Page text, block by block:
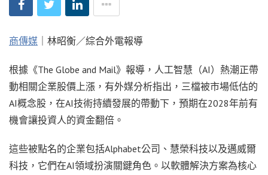
商傳媒 ｜林昭衡／綜合外電報導
根據《The Globe and Mail》報導，人工智慧（AI）熱潮正帶
動相關企業股價上漲，有外媒分析指出，三檔被市場低估的
AI概念股，在AI技術持續發展的帶動下，預期在2028年前有
機會讓投資人的資金翻倍。
這些被點名的企業包括Alphabet公司、慧榮科技以及邁威爾
科技，它們在AI領域扮演關鍵角色。以軟體解決方案為核心